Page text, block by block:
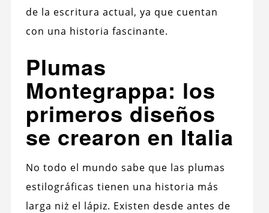
de la escritura actual, ya que cuentan
con una historia fascinante.
Plumas
Montegrappa: los
primeros diseños
se crearon en Italia
No todo el mundo sabe que las plumas
estilográficas tienen una historia más
larga niż el lápiz. Existen desde antes de